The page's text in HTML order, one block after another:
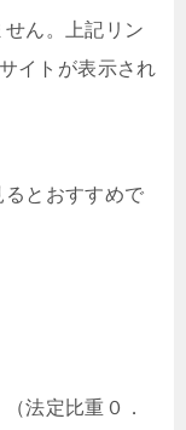
ん。上記リン
イトが表示され
るとおすすめで
法定比重０．